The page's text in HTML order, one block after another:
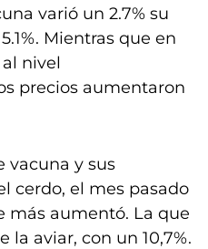
varió un 2.7% su
Mientras que en
nivel
precios aumentaron
vacuna y sus
cerdo, el mes pasado
más aumentó. La que
la aviar, con un 10,7%.